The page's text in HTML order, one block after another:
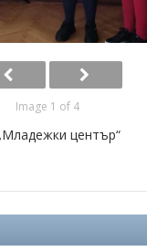
Image 1 of 4
център“